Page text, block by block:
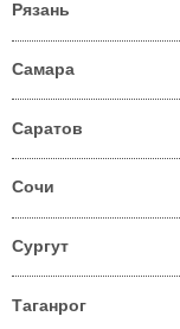
Рязань
Самара
Саратов
Сочи
Сургут
Таганрог